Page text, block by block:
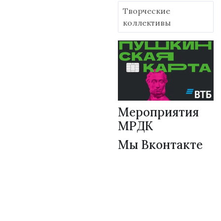
Творческие
коллективы
Мероприятия
МРДК
Мы Вконтакте